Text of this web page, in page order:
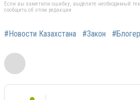
Если вы заметили ошибку, выделите необходимый
сообщить об этом редакции
#Новости Казахстана #Закон